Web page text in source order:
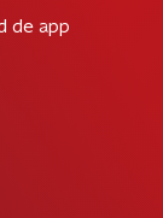
de app